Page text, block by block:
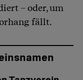
– oder, um
fällt.